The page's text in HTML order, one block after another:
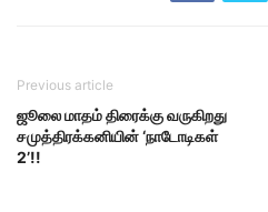
Previous article
ஜூலை மாதம் திரைக்கு வருகிறது
சமுத்திரக்கனியின் ‘நாடோடிகள்
2’!!